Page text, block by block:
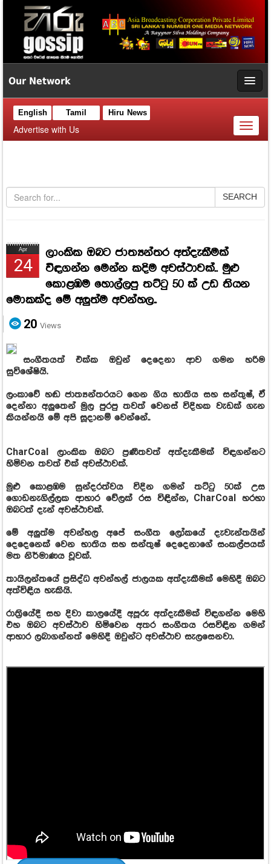
Our Network
English Tamil Hiru News
Advertise with Us
Toggle
SEARCH
Apr
24
ලාංකික ඔබට ජාත්‍යන්තර අත්දැකීමක්
විඳගන්න මෙන්න කදිම අවස්ථාවක්.. මුළු
කොළඹම හොල්ලපු තට්ටු 50 ක් උඩ තියන
මොකක්ද මේ අලුත්ම අවන්හල..
20 Views
සංගීතයත් එක්ක ඔවුන් දෙදෙනා ආව ගමන හරිම
සුවිශේෂියි.
ලංකාවේ හඬ ජාත්‍යන්තරයට ගෙන ගිය භාතිය සහ සන්තුෂ්, ඒ
දෙන්නා අලුතෙන් මුල පුරපු තවත් වෙනස් විදිහක වැඩක් ගැන
කියන්නයි මේ අපි සූදානම් වෙන්නේ..
CharCoal ලාංකික ඔබට ප්‍රණීතවත් අත්දැකීමක් විඳගන්නට
හිමිවන තවත් එක් අවස්ථාවක්.
මුළු කොළඹම සුන්දරත්වය විදින ගමන් තට්ටු 50ක් උස
ගොඩනැගිල්ලක ආහාර වේලක් රස විඳින්න, CharCoal හරහා
ඔබටත් දැන් අවස්ථාවක්.
මේ අලුත්ම අවන්හල අපේ සංගීත ලෝකයේ දැවැන්තයින්
දෙදෙනෙක් වෙන භාතිය සහ සන්තුෂ් දෙදෙනාගේ සංකල්ප‍යක්
මත නිර්මාණය වූවක්.
තායිලන්තයේ ප්‍රසිද්ධ අවන්හල් ජාලයක අත්දැකීමක් මෙහිදී ඔබට
අත්විඳිය හැකියි.
රාත්‍රියේදී සහ දිවා කාලයේදී අපූරු අත්දැකීමක් විඳගන්න මෙහි
එහ ඔබට අවස්ථාව හිමිවෙන අතර සංගීතය රසවිඳින ගමන්
ආහාර ලබාගන්නත් මෙහිදී ඔවුන්ට අවස්ථාව සැලසෙනවා.